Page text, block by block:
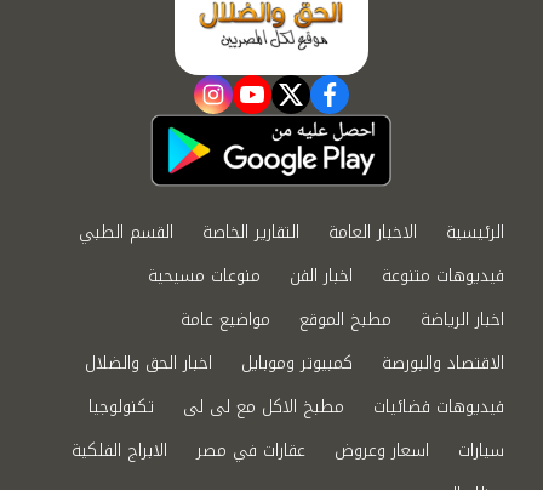
facebook
twitter
youtube
instagram
الرئيسية الاخبار العامة التقارير الخاصة
القسم الطبي
فيديوهات متنوعة
اخبار الفن
منوعات مسيحية
اخبار الرياضة
مطبخ الموقع
مواضيع عامة
الاقتصاد والبورصة
كمبيوتر وموبايل
اخبار الحق والضلال
فيديوهات فضائيات
مطبخ الاكل مع لى لى
تكنولوجيا
سيارات
اسعار وعروض عقارات في مصر
الابراج الفلكية